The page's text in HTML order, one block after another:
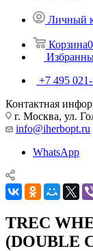
Личный
Корзина0
+7 495
Контактная
г. Москва, ул.
info@iherbopt.ru
WhatsApp
TREC
(DOUBLE